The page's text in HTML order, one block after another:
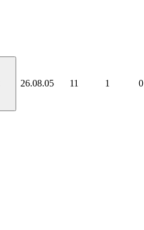
26.08.05 11 1 0